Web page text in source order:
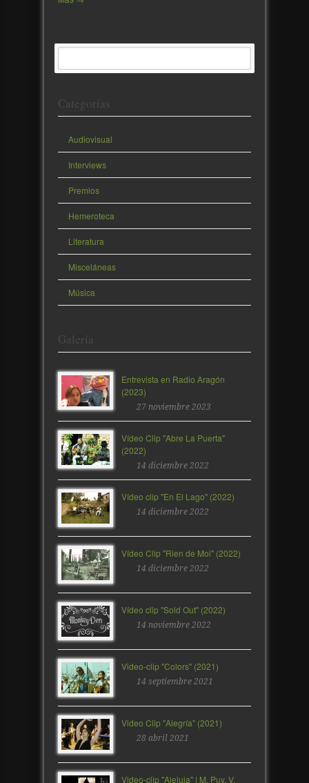
Categorías
Audiovisual
Interviews
Premios
Hemeroteca
Literatura
Misceláneas
Música
Galería
Entrevista en Radio Aragón
(2023)
27 noviembre 2023
Vídeo Clip "Abre La Puerta"
(2022)
14 diciembre 2022
Vídeo clip "En El Lago" (2022)
14 diciembre 2022
Vídeo Clip "Rien de Moi" (2022)
14 diciembre 2022
Vídeo clip "Sold Out" (2022)
14 noviembre 2022
Video-clip "Colors" (2021)
14 septiembre 2021
Video Clip "Alegría" (2021)
28 abril 2021
Video-clip "Aleluia" | M. Puy, V.